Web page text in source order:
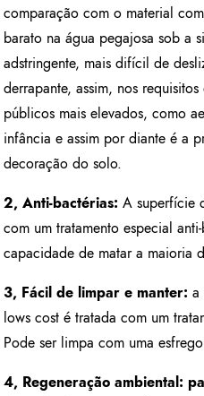
comparação com o material
barato na água pegajosa sob a
adstringente, mais difícil de
derrapante, assim, nos
públicos mais elevados, como
infância e assim por diante é a
decoração do solo.
2, Anti-bactérias: A superfície
com um tratamento especial
capacidade de matar a maioria
3, Fácil de limpar e manter: a
lows cost é tratada com um
Pode ser limpa com uma
4, Regeneração ambiental: